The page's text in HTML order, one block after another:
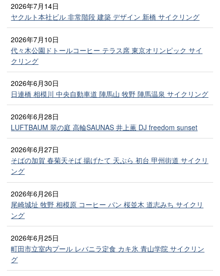
2026年7月14日
ヤクルト本社ビル 非常階段 建築 デザイン 新橋 サイクリング
2026年7月10日
代々木公園ドトールコーヒー テラス席 東京オリンピック サイ
クリング
2026年6月30日
日連橋 相模川 中央自動車道 陣馬山 牧野 陣馬温泉 サイクリング
2026年6月28日
LUFTBAUM 翠の庭 高輪SAUNAS 井上薫 DJ freedom sunset
2026年6月27日
そばの加賀 春菊天そば 揚げたて 天ぷら 初台 甲州街道 サイクリ
ング
2026年6月26日
尾崎城址 牧野 相模原 コーヒー パン 桜並木 道志みち サイクリ
ング
2026年6月25日
町田市立室内プール レバニラ定食 カキ氷 青山学院 サイクリン
グ